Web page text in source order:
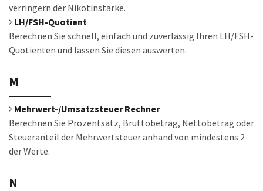
verringern der Nikotinstärke.
LH/FSH-Quotient
Berechnen Sie schnell, einfach und zuverlässig Ihren LH/FSH-
Quotienten und lassen Sie diesen auswerten.
M
Mehrwert-/Umsatzsteuer Rechner
Berechnen Sie Prozentsatz, Bruttobetrag, Nettobetrag oder
Steueranteil der Mehrwertsteuer anhand von mindestens 2
der Werte.
N